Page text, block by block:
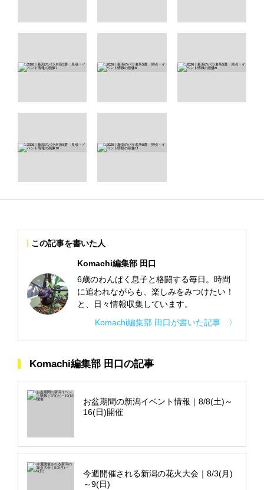
この記事を書いた人
Komachi編集部 田口
6歳のわんぱく息子と格闘する毎日。時間
に追われながらも、楽しみをみつけたい！
と、日々情報収集しています。
Komachi編集部 田口が書いた記事 〉
Komachi編集部 田口の記事
お盆期間の新潟イベント情報｜8/8(土)～
16(日)開催
今週開催される新潟の花火大会｜8/3(月)
～9(日)